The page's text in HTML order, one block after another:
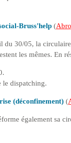
Bruss'help (
30/05, la
les mêmes. En
le dispatching.
(déconfinement) (
également sa